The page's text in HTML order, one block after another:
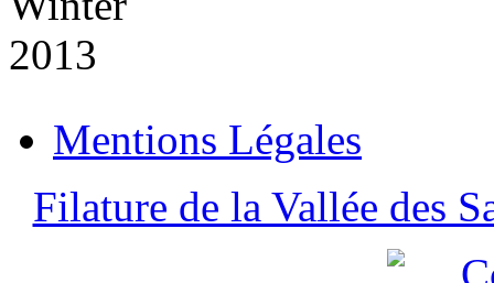
Mentions Légales
Filature de la Vallée des